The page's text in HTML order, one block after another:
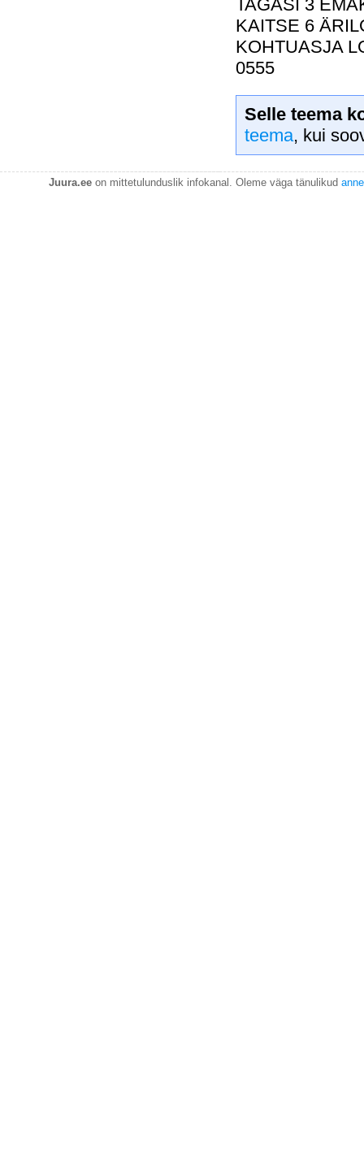
TAGASI 3
KAITSE 6
KOHTUASJA
0555
Selle teema
teema, kui
Juura.eeon mittetulunduslik infokanal. Oleme väga tänulikud